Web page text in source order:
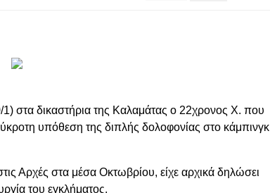
στα δικαστήρια της Καλαμάτας ο 22χρονος Χ. που
υπόθεση της διπλής δολοφονίας στο κάμπινγκ
Αρχές στα μέσα Οκτωβρίου, είχε αρχικά δηλώσει
του εγκλήματος.